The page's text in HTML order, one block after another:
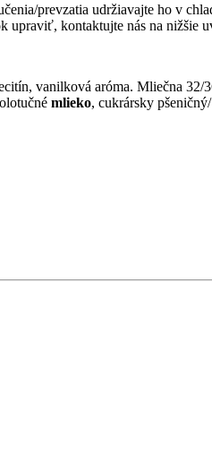
prevzatia udržiavajte ho v
kontaktujte nás na nižšie
vanilková aróma. Mliečna 32/
mlieko, cukrársky